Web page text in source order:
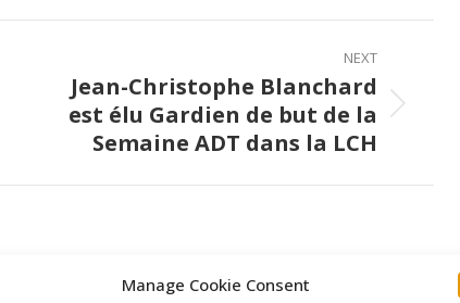
Manage Cookie Consent
PinterestLinkedIn
NEXT
Next
Jean-Christophe Blanchard
est élu Gardien de but de la
Semaine ADT dans la LCH